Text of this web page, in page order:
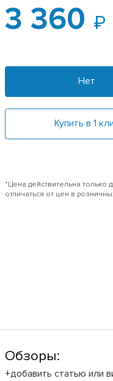
3 360
Нет
Купить в 1
*Цена действительна только
отличаться от цен в
Обзоры:
+добавить статью или